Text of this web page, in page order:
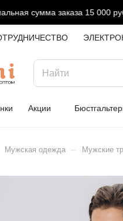
сумма заказа 15 000
Акции
Мужская одежда – Мужские